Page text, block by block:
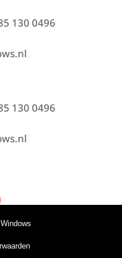
130 0496
130 0496